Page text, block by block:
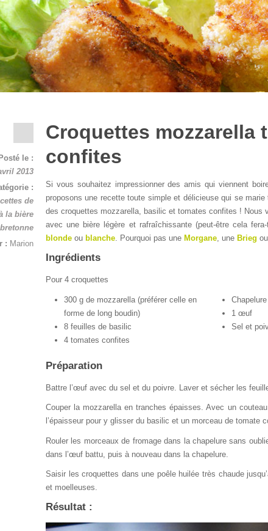
Croquettes mozzarella
confites
Si vous souhaitez impressionner des amis qui viennent
proposons une recette toute simple et délicieuse qui se
des croquettes mozzarella, basilic et tomates confites ! Nous
avec une bière légère et rafraîchissante (peut-être cela
blonde ou blanche. Pourquoi pas une Morgane, une Brieg
Ingrédients
Pour 4 croquettes
300 g de mozzarella (préférer celle en
forme de long boudin)
8 feuilles de basilic
4 tomates confites
Chapelure
1 œuf
Sel et
Préparation
Battre l’œuf avec du sel et du poivre. Laver et sécher les
Couper la mozzarella en tranches épaisses. Avec un
l’épaisseur pour y glisser du basilic et un morceau de tomate
Rouler les morceaux de fromage dans la chapelure sans
dans l’œuf battu, puis à nouveau dans la chapelure.
Saisir les croquettes dans une poêle huilée très chaude
et moelleuses.
Résultat :
Posté le :
2013
:
de
la bière
bretonne
: Marion